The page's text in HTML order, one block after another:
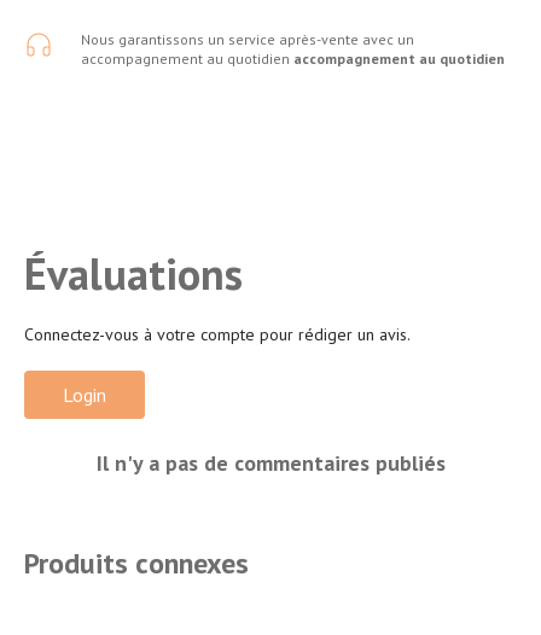
Nous garantissons un service après-vente avec un
accompagnement au quotidien accompagnement au quotidien
Évaluations
Connectez-vous à votre compte pour rédiger un avis.
Login
Il n'y a pas de commentaires publiés
Produits connexes